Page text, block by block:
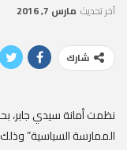
آخر تحديث مارس 7, 2016
شارك
نظمت أمانة سيدي جابر،
الممارسة السياسية”